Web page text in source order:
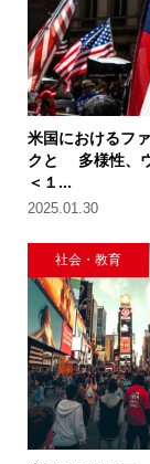
米国におけるフ
クと 多様性、
＜１...
2025.01.30
社会・教育